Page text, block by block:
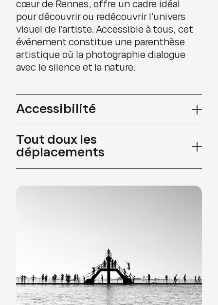
cœur de Rennes, offre un cadre idéal
pour découvrir ou redécouvrir l’univers
visuel de l’artiste. Accessible à tous, cet
événement constitue une parenthèse
artistique où la photographie dialogue
avec le silence et la nature.
Accessibilité
Tout doux les
déplacements